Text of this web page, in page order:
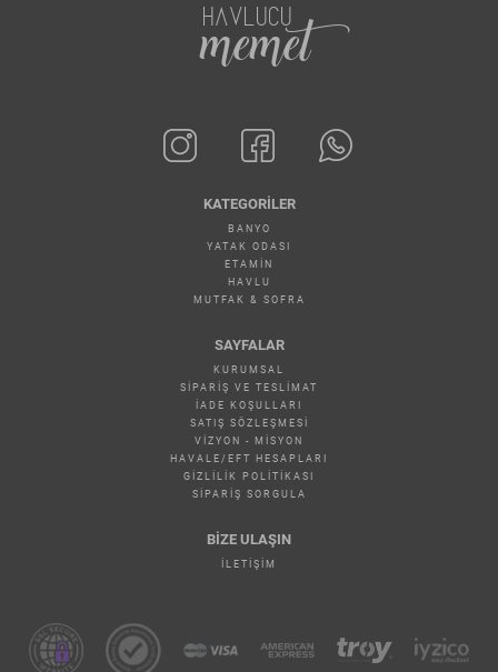
HAVLUCU
memet
KATEGORILER
BANYO
YATAK ODASI
ETAMİN
HAVLU
MUTFAK & SOFRA
SAYFALAR
KURUMSAL
SIPARIŞ VE TESLIMAT
İADE KOŞULLARI
SATIŞ SÖZLEŞMESI
VIZYON - MISYON
HAVALE/EFT HESAPLARI
GIZLILIK POLITIKASI
SIPARIŞ SORGULA
BİZE ULAŞIN
İLETIŞIM